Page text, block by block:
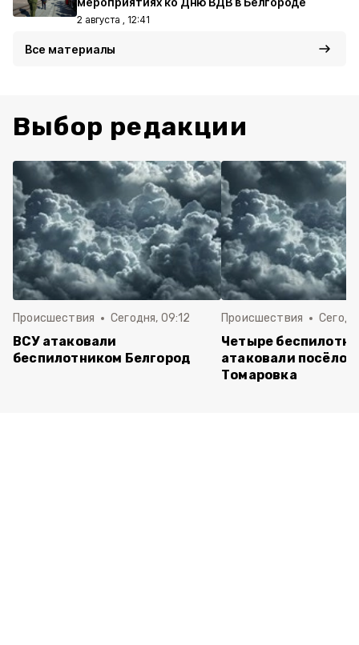
2 августа , 12:41
Все материалы
Выбор редакции
Происшествия Сегодня, 09:12
ВСУ атаковали
беспилотником Белгород
Происшествия
Четыре
атаковали посёлок
Томаровка